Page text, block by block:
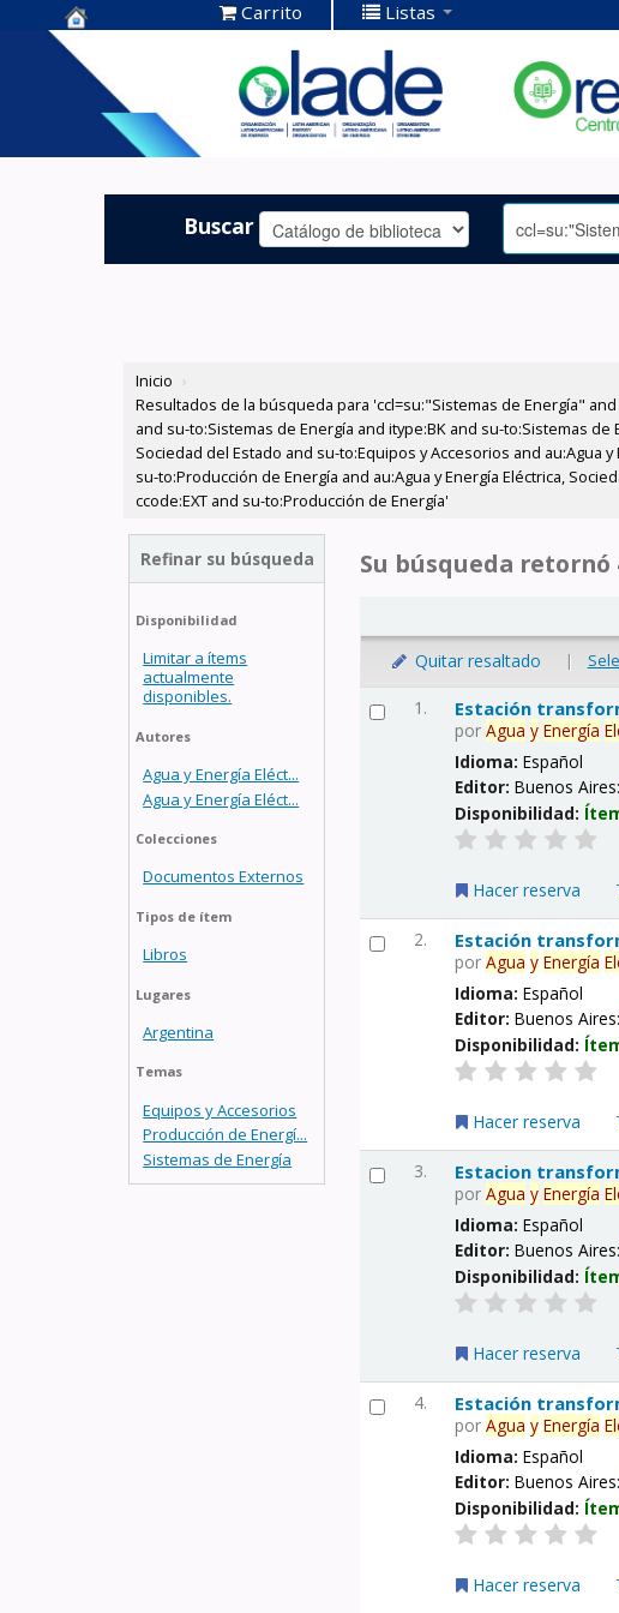
Centro de
Documentación
OLADE -
Carrito Listas
Buscar
Inicio ›
Resultados de la búsqueda para 'ccl=su:"Sistemas de Energía"
and su-to:Sistemas de Energía and itype:BK and su-to:Sistemas de
Sociedad del Estado and su-to:Equipos y Accesorios and au:Agua
su-to:Producción de Energía and au:Agua y Energía Eléctrica,
ccode:EXT and su-to:Producción de Energía'
Refinar su búsqueda
Disponibilidad
Limitar a ítems
actualmente
disponibles.
Autores
Agua y Energía Eléct...
Agua y Energía Eléct...
Colecciones
Documentos Externos
Tipos de ítem
Libros
Lugares
Argentina
Temas
Equipos y Accesorios
Producción de Energí...
Sistemas de Energía
Su búsqueda retornó
Quitar resaltado |
1. Estación
porAgua y Energía
Idioma:Español
Editor:Buenos
Disponibilidad:
Hacer reserva
2. Estación
porAgua y Energía
Idioma:Español
Editor:Buenos
Disponibilidad:
Hacer reserva
3. Estacion
porAgua y Energía
Idioma:Español
Editor:Buenos
Disponibilidad:
Hacer reserva
4. Estación
porAgua y Energía
Idioma:Español
Editor:Buenos
Disponibilidad:
Hacer reserva